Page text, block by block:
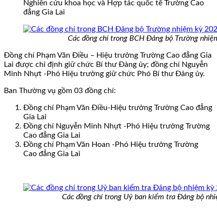
Nghiên cứu khoa học và Hợp tác quốc tế Trường Cao
đẳng Gia Lai
Các đồng chí trong BCH Đảng bộ Trường
Đồng chí Phạm Văn Điều – Hiệu trưởng Trường Cao đẳng Gia
Lai được chỉ định giữ chức Bí thư Đảng ủy; đồng chí Nguyễn
Minh Nhựt -Phó Hiệu trưởng giữ chức Phó Bí thư Đảng ủy.
Ban Thường vụ gồm 03 đồng chí:
Đồng chí Phạm Văn Điều-Hiệu trưởng Trường Cao đẳng
Gia Lai
Đồng chí Nguyễn Minh Nhựt -Phó Hiệu trưởng Trường
Cao đẳng Gia Lai
Đồng chí Phạm Văn Hoan -Phó Hiệu trưởng Trường
Cao đẳng Gia Lai
Các đồng chí trong Uỷ ban kiểm tra Đảng bộ